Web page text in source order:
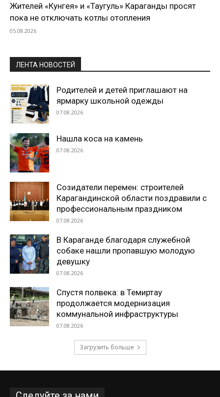
Жителей «Кунгея» и «Таугуль» Караганды просят
пока не отключать котлы отопления
05.08.2026
ЛЕНТА НОВОСТЕЙ
Родителей и детей приглашают на
ярмарку школьной одежды
07.08.2026
Нашла коса на камень
07.08.2026
Созидатели перемен: строителей
Карагандинской области поздравили с
профессиональным праздником
07.08.2026
В Караганде благодаря служебной
собаке нашли пропавшую молодую
девушку
07.08.2026
Спустя полвека: в Темиртау
продолжается модернизация
коммунальной инфраструктуры
07.08.2026
Загрузить больше